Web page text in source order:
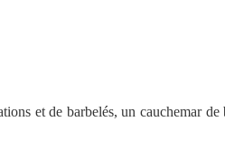
et de barbelés, un cauchemar